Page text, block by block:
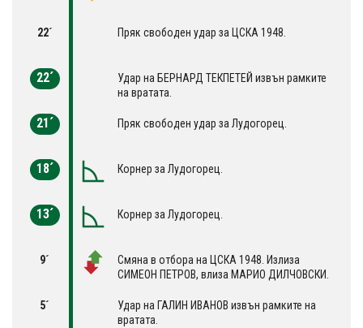
22´ Пряк свободен удар за ЦСКА 1948.
22´
Удар на БЕРНАРД ТЕКПЕТЕЙ извън рамките
на вратата.
21´ Пряк свободен удар за Лудогорец.
18´ Корнер за Лудогорец.
13´ Корнер за Лудогорец.
9´
Смяна в отбора на ЦСКА 1948. Излиза
СИМЕОН ПЕТРОВ, влиза МАРИО ДИЛЧОВСКИ.
5´
Удар на ГАЛИН ИВАНОВ извън рамките на
вратата.